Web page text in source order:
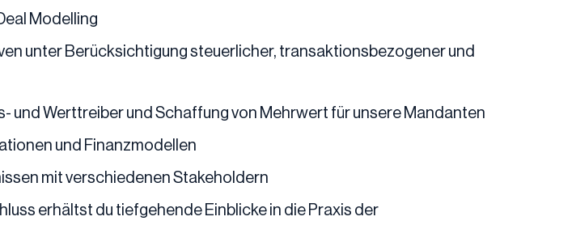
Modelling
unter Berücksichtigung steuerlicher, transaktionsbezogener und
Werttreiber und Schaffung von Mehrwert für unsere Mandanten
und Finanzmodellen
mit verschiedenen Stakeholdern
erhältst du tiefgehende Einblicke in die Praxis der